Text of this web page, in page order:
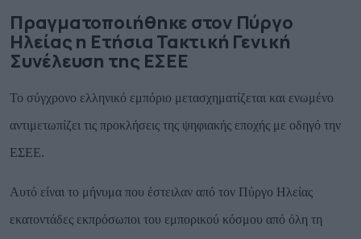
Πραγματοποιήθηκε στον Πύργο
Ηλείας η Ετήσια Τακτική Γενική
Συνέλευση της ΕΣΕΕ
Το σύγχρονο ελληνικό εμπόριο μετασχηματίζεται και ενωμένο
αντιμετωπίζει τις προκλήσεις της ψηφιακής εποχής με οδηγό την
ΕΣΕΕ.
Αυτό είναι το μήνυμα που έστειλαν από τον Πύργο Ηλείας
εκατοντάδες εκπρόσωποι του εμπορικού κόσμου από όλη τη